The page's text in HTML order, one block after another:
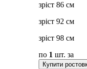
зріст 86 см
зріст 92 см
зріст 98 см
по 1 шт. за
Купити